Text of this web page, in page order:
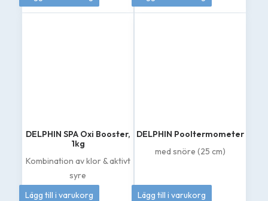
DELPHIN SPA Oxi Booster,
1kg
Kombination av klor & aktivt
syre
389kr
Lägg till i varukorg
DELPHIN Pooltermometer
med snöre (25 cm)
60kr
Lägg till i varukorg